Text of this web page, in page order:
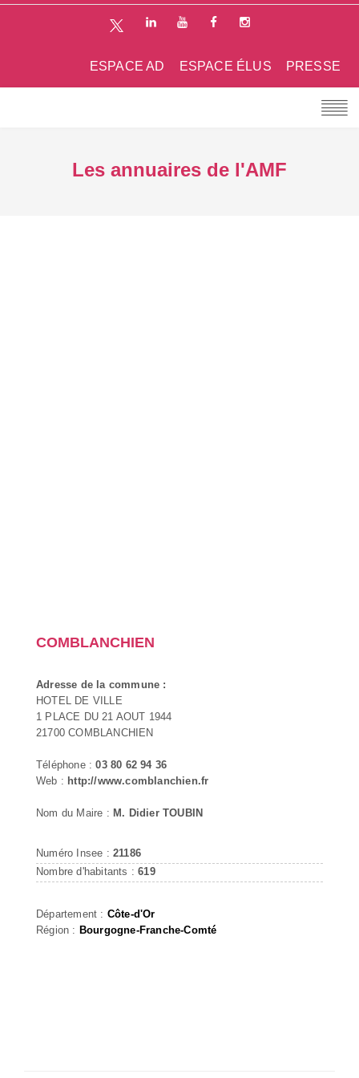
PRESSE
ESPACE ÉLUS
ESPACE AD
Les annuaires de l'AMF
COMBLANCHIEN
Adresse de la commune :
HOTEL DE VILLE
1 PLACE DU 21 AOUT 1944
21700 COMBLANCHIEN
Téléphone :03 80 62 94 36
Web : http://www.comblanchien.fr
Nom du Maire : M. Didier TOUBIN
Numéro Insee : 21186
Nombre d'habitants :619
Département : Côte-d'Or
Région : Bourgogne-Franche-Comté